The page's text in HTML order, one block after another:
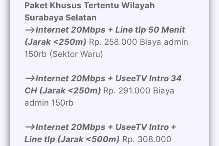
Paket Khusus Tertentu Wilayah
Surabaya Selatan
—>Internet 20Mbps + Line tlp 50 Menit
(Jarak <250m) Rp. 258.000 Biaya admin
150rb (Sektor Waru)
—>Internet 20Mbps + UseeTV Intro 34
CH (Jarak <250m) Rp. 291.000 Biaya
admin 150rb
—>Internet 20Mbps + UseeTV Intro +
Line tlp (Jarak <500m) Rp. 308.000